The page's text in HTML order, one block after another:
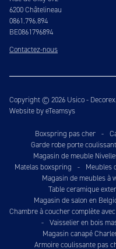
6200 Châtelineau
0861.796.894
BE0861796894
Contactez-nous
Copyright © 2026 Usico - Decorex.
Website by eTeamsys
Boxspring pas cher -
Garde robe porte
Magasin de meuble
Matelas boxspring
- Meubles
Magasin de meubles à
Table ceramique
Magasin de salon en
Chambre à coucher complète
-
Vaisselier en bois
Magasin canapé
Armoire coulissante pas